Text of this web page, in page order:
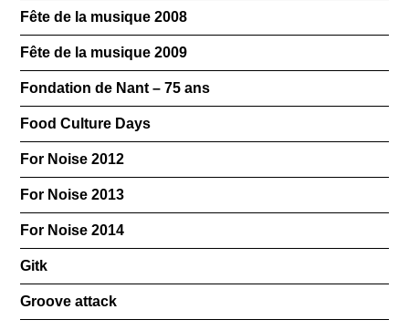
Fête de la musique 2008
Fête de la musique 2009
Fondation de Nant – 75 ans
Food Culture Days
For Noise 2012
For Noise 2013
For Noise 2014
Gitk
Groove attack